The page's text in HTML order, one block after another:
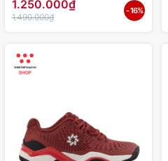
Hàng Chính Hãng
1.250.000₫
1.490.000₫
- 16%